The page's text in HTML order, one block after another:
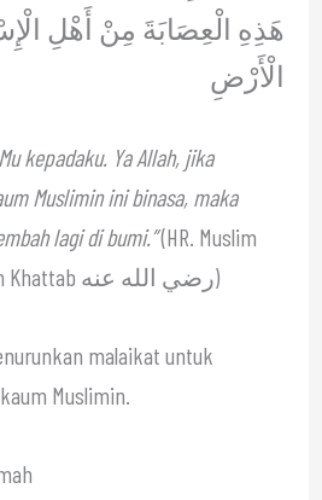
هَذِهِ الْعِصَابَةَ مِنْ أَهْلِ
الْأَرْضِ
kepadaku. Ya Allah, jika
Muslimin ini binasa, maka
lagi di bumi.”(HR. Muslim
no. 1763, dari Umar bin Khattab رضي الله عنه)
Muslimin.